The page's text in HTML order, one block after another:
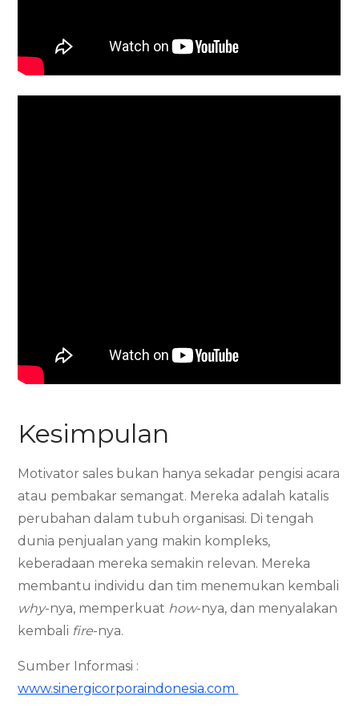
Kesimpulan
Motivator sales bukan hanya sekadar pengisi acara
atau pembakar semangat. Mereka adalah katalis
perubahan dalam tubuh organisasi. Di tengah
dunia penjualan yang makin kompleks,
keberadaan mereka semakin relevan. Mereka
membantu individu dan tim menemukan kembali
why-nya, memperkuat how-nya, dan menyalakan
kembali fire-nya.
Sumber Informasi :
www.sinergicorporaindonesia.com